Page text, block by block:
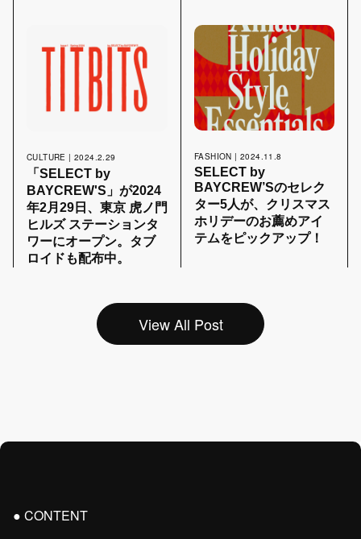
CULTURE | 2024.2.29
「SELECT by
BAYCREW'S」が2024
年2月29日、東京 虎ノ門
ヒルズ ステーションタ
ワーにオープン。タブ
ロイドも配布中。
FASHION | 2024.11.8
SELECT by
BAYCREW’Sのセレク
ター5人が、クリスマス
ホリデーのお薦めアイ
テムをピックアップ！
View All Post
CONTENT